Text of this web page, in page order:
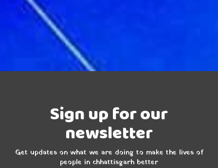
Sign up for our
newsletter
Get updates on what we are doing to make the lives of
people in chhattisgarh better